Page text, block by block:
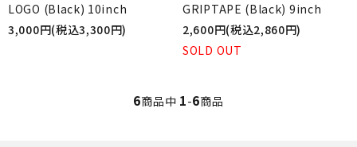
LOGO (Black) 10inch
3,000円(税込3,300円)
GRIPTAPE (Black) 9inch
2,600円(税込2,860円)
SOLD OUT
6商品中 1-6商品